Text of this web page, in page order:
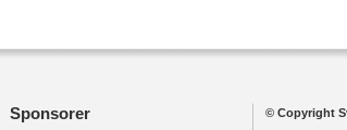
Sponsorer © Copyright